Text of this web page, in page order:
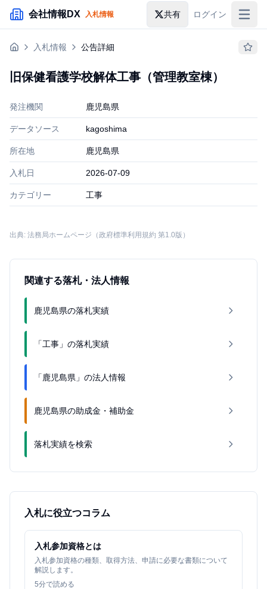
メインコンテンツにスキップ
会社情報DX 入札情報 共有 ログイン
入札情報
企業検索
入札情報 公告詳細
旧保健看護学校解体工事（管理教室棟）
発注機関 鹿児島県
データソース kagoshima
所在地 鹿児島県
入札日 2026-07-09
カテゴリー 工事
出典: 法務局ホームページ（政府標準利用規約 第1.0版）
関連する落札・法人情報
鹿児島県の落札実績
「工事」の落札実績
「鹿児島県」の法人情報
鹿児島県の助成金・補助金
落札実績を検索
入札に役立つコラム
入札参加資格とは
入札参加資格の種類、取得方法、申請に必要な書類について
解説します。
5分で読める